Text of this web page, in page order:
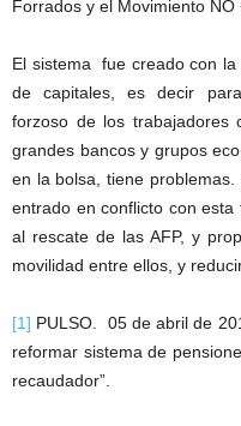
Forrados y el Movimiento NO
El sistema fue creado con
de capitales, es decir
forzoso de los trabajadores
grandes bancos y grupos
en la bolsa, tiene
entrado en conflicto con
al rescate de las AFP, y
movilidad entre ellos, y
[1] PULSO. 05 de abril de
reformar sistema de
recaudador”.